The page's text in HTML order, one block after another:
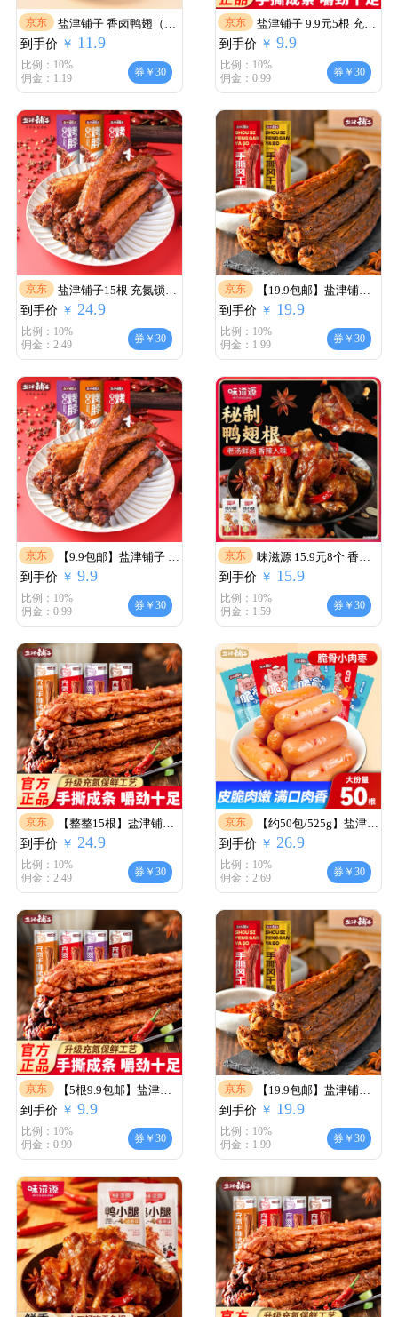
京东
盐津铺子 香卤鸭翅（混
合味） （约10个）
到手价 ￥ 11.9
比例：10%
佣金：1.19
券￥30
京东
盐津铺子 9.9元5根 充氮
锁鲜手撕烤脖
到手价 ￥ 9.9
比例：10%
佣金：0.99
券￥30
京东
盐津铺子15根 充氮锁鲜
手撕烤脖
到手价 ￥ 24.9
比例：10%
佣金：2.49
券￥30
京东
【19.9包邮】盐津铺子
手撕风干鸭脖 65g*4根
装
到手价 ￥ 19.9
比例：10%
佣金：1.99
券￥30
京东
【9.9包邮】盐津铺子 充
氮锁鲜手撕烤脖
到手价 ￥ 9.9
比例：10%
佣金：0.99
券￥30
京东
味滋源 15.9元8个 香辣
卤香 鸭小腿
到手价 ￥ 15.9
比例：10%
佣金：1.59
券￥30
京东
【整整15根】盐津铺子
充氮手撕烤脖-
到手价 ￥ 24.9
比例：10%
佣金：2.49
券￥30
京东
【约50包/525g】盐津铺
子肉枣脆骨小香肠
到手价 ￥ 26.9
比例：10%
佣金：2.69
券￥30
京东
【5根9.9包邮】盐津铺
子充氮手撕烤脖-
到手价 ￥ 9.9
比例：10%
佣金：0.99
券￥30
京东
【19.9包邮】盐津铺子
手撕风干鸭脖 65g*4根
装
到手价 ￥ 19.9
比例：10%
佣金：1.99
券￥30